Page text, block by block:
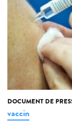
DOCUMENT DE
vaccin